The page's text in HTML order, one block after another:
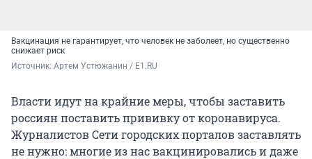
Вакцинация не гарантирует, что человек не заболеет, но существенно
снижает риск
Источник: Артем Устюжанин / E1.RU
Власти идут на крайние меры, чтобы заставить
россиян поставить прививку от коронавируса.
Журналистов Сети городских порталов заставлять
не нужно: многие из нас вакцинировались и даже